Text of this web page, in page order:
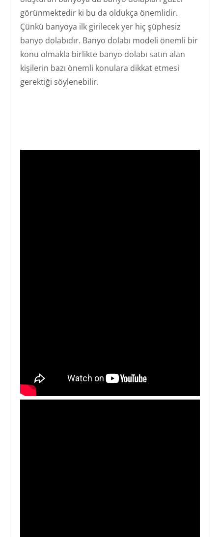
görünmektedir ki bu da oldukça önemlidir.
Çünkü banyoya ilk girilecek yer hiç şüphesiz
banyo dolabıdır. Banyo dolabı modeli önemli bir
konu olmakla birlikte banyo dolabı satın alan
kişilerin bazı önemli konulara dikkat etmesi
gerektiği söylenebilir.